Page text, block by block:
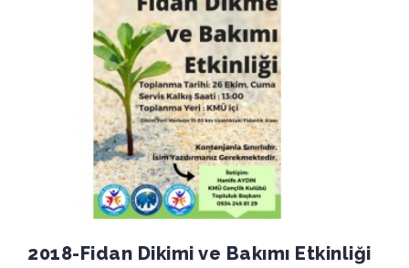
2018-Fidan Dikimi ve Bakımı Etkinliği